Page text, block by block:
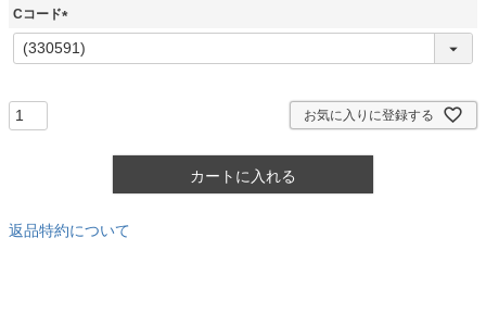
須
Cコード
(
必
お気に入りに登録する
カートに入れる
返品特約について